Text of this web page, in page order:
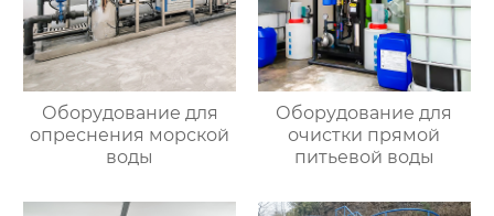
Оборудование для
опреснения морской
воды
Оборудование для
очистки прямой
питьевой воды